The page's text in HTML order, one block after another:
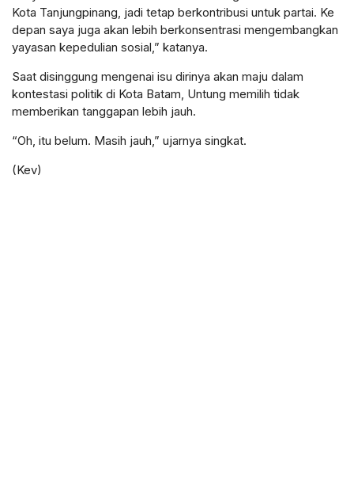
Kota Tanjungpinang, jadi tetap berkontribusi untuk partai. Ke
depan saya juga akan lebih berkonsentrasi mengembangkan
yayasan kepedulian sosial,” katanya.
Saat disinggung mengenai isu dirinya akan maju dalam
kontestasi politik di Kota Batam, Untung memilih tidak
memberikan tanggapan lebih jauh.
“Oh, itu belum. Masih jauh,” ujarnya singkat.
(Kev)